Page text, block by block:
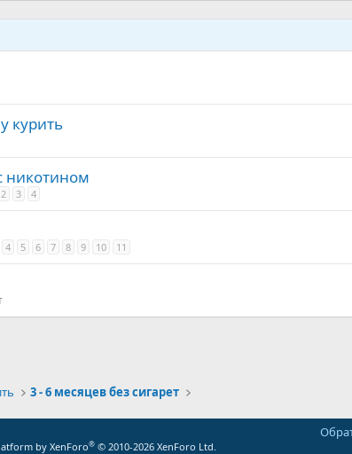
курить
никотином
2 3 4
4 5 6 7 8 9 10 11
3 - 6 месяцев без сигарет
by XenForo® © 2010-2026 XenForo Ltd.